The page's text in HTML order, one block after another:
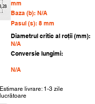
mm
Baza (b): N/A
Pasul (s): 8 mm
Diametrul critic al roții (mm):
N/A
Conversie lungimi:
N/A
Estimare livrare: 1-3 zile
lucrătoare